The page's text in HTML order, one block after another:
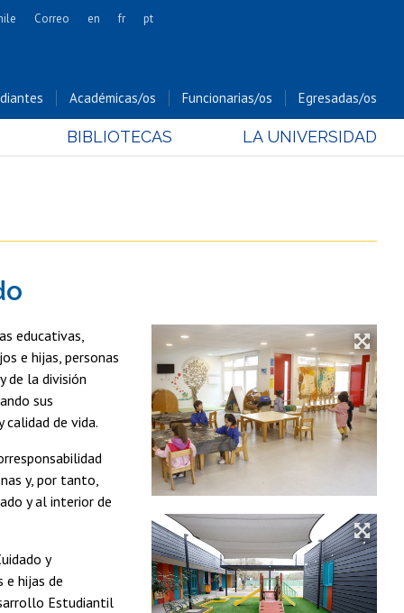
Cs. Forestales y Conservación
Cs. Sociales
Hospital Clínico
Correo en fr pt
Académicas/os Funcionarias/os Egresadas/os
BIBLIOTECAS LA UNIVERSIDAD
educativas,
e hijas, personas
de la división
sus
de vida.
y, por tanto,
y al interior de
y
e hijas de
Estudiantil